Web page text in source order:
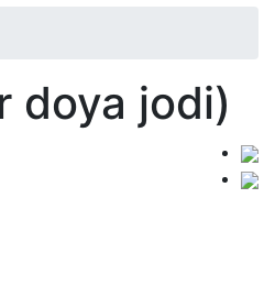
doya jodi)